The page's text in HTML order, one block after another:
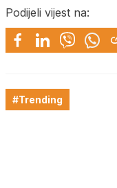
Podijeli vijest na:
#Trending